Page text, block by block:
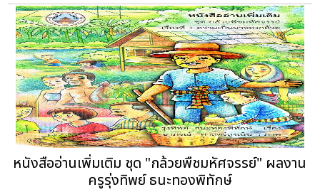
หนังสืออ่านเพิ่มเติม ชุด "กล้วยพืชมหัศจรรย์" ผลงาน
ครูรุ่งทิพย์ ธนะทองพิทักษ์